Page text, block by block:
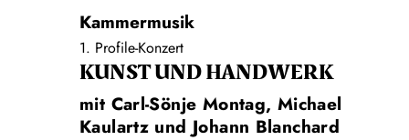
Kammermusik
1. Profile-Konzert
KUNST UND HAND­WERK
mit Carl-Sönje Montag, Michael
Kaulartz und Johann Blanchard